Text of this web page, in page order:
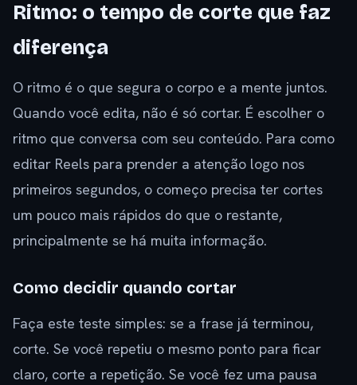
Ritmo: o tempo de corte que faz
diferença
O ritmo é o que segura o corpo e a mente juntos.
Quando você edita, não é só cortar. É escolher o
ritmo que conversa com seu conteúdo. Para como
editar Reels para prender a atenção logo nos
primeiros segundos, o começo precisa ter cortes
um pouco mais rápidos do que o restante,
principalmente se há muita informação.
Como decidir quando cortar
Faça este teste simples: se a frase já terminou,
corte. Se você repetiu o mesmo ponto para ficar
claro, corte a repetição. Se você fez uma pausa